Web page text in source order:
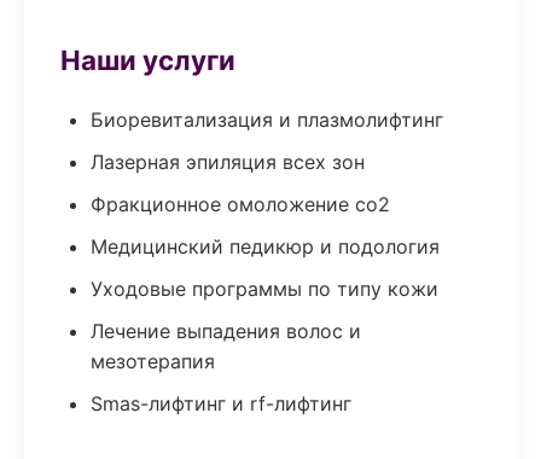
Наши услуги
Биоревитализация и плазмолифтинг
Лазерная эпиляция всех зон
Фракционное омоложение co2
Медицинский педикюр и подология
Уходовые программы по типу кожи
Лечение выпадения волос и
мезотерапия
Smas-лифтинг и rf-лифтинг